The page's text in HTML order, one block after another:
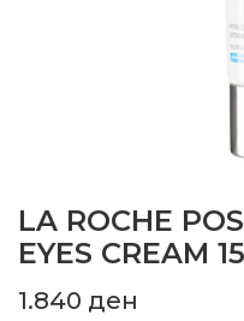
LA ROCHE
EYES CREAM
1.840 ден